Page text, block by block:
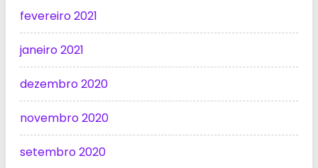
fevereiro 2021
janeiro 2021
dezembro 2020
novembro 2020
setembro 2020